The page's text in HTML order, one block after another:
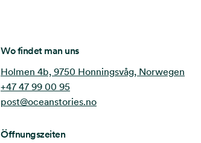
Wo findet man uns
Holmen 4b, 9750 Honningsvåg, Norwegen
+47 47 99 00 95
post@oceanstories.no
Öffnungszeiten